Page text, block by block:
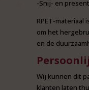
-Snij- en
RPET-materiaal
om het
en de
Wij kunnen dit
klanten laten